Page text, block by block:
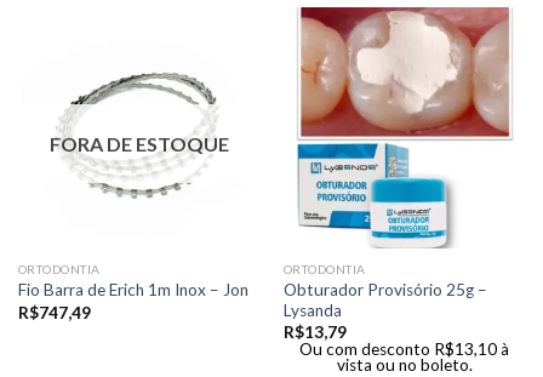
FORA DE ESTOQUE
ORTODONTIA
Fio Barra de Erich 1m Inox – Jon
R$747,49
ORTODONTIA
Obturador Provisório 25g –
Lysanda
R$13,79
Ou com desconto R$13,10à
vista ou no boleto.